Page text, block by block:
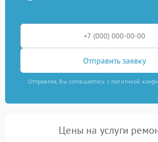
Отправить заявку
Отправляя, Вы соглашаетесь с политикой
Цены на услуги